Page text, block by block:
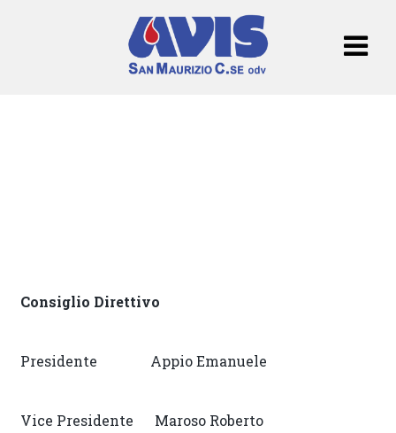
Consiglio Direttivo
Presidente Appio Emanuele
Vice Presidente Maroso Roberto